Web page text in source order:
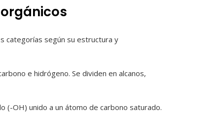
categorías según su estructura y
e hidrógeno. Se dividen en alcanos,
(-OH) unido a un átomo de carbono saturado.